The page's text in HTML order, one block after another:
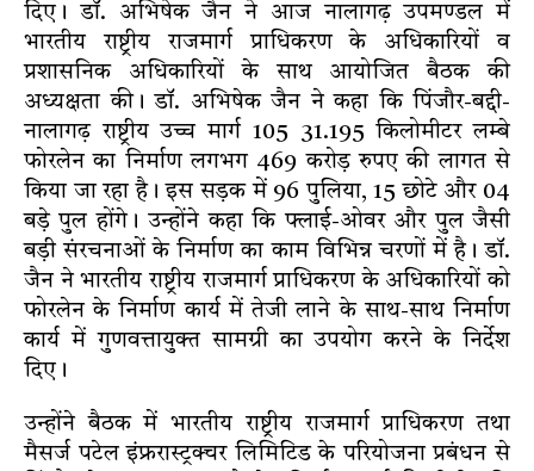
दिए। डॉ. अभिषेक जैन ने आज नालागढ़ उपमण्डल में
भारतीय राष्ट्रीय राजमार्ग प्राधिकरण के अधिकारियों व
प्रशासनिक अधिकारियों के साथ आयोजित बैठक की
अध्यक्षता की। डॉ. अभिषेक जैन ने कहा कि पिंजौर-बद्दी-
नालागढ़ राष्ट्रीय उच्च मार्ग 105 31.195 किलोमीटर लम्बे
फोरलेन का निर्माण लगभग 469 करोड़ रुपए की लागत से
किया जा रहा है। इस सड़क में 96 पुलिया, 15 छोटे और 04
बड़े पुल होंगे। उन्होंने कहा कि फ्लाई-ओवर और पुल जैसी
बड़ी संरचनाओं के निर्माण का काम विभिन्न चरणों में है। डॉ.
जैन ने भारतीय राष्ट्रीय राजमार्ग प्राधिकरण के अधिकारियों को
फोरलेन के निर्माण कार्य में तेजी लाने के साथ-साथ निर्माण
कार्य में गुणवत्तायुक्त सामग्री का उपयोग करने के निर्देश
दिए।
उन्होंने बैठक में भारतीय राष्ट्रीय राजमार्ग प्राधिकरण तथा
मैसर्ज पटेल इंफ्ररास्ट्रक्चर लिमिटिड के परियोजना प्रबंधन से